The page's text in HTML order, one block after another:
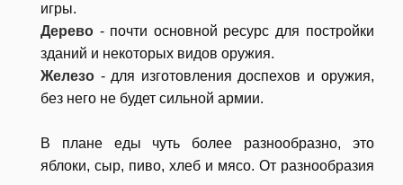
игры.
Дерево - почти основной ресурс для постройки
зданий и некоторых видов оружия.
Железо - для изготовления доспехов и оружия,
без него не будет сильной армии.
В плане еды чуть более разнообразно, это
яблоки, сыр, пиво, хлеб и мясо. От разнообразия